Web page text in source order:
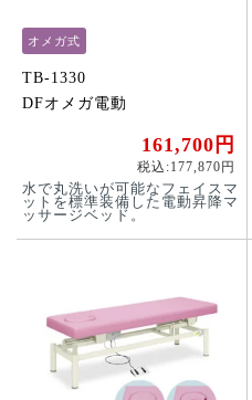
オメガ式
TB-1330
DFオメガ電動
161,700円
税込:177,870円
水で丸洗いが可能なフェイスマ
ットを標準装備した電動昇降マ
ッサージベッド。